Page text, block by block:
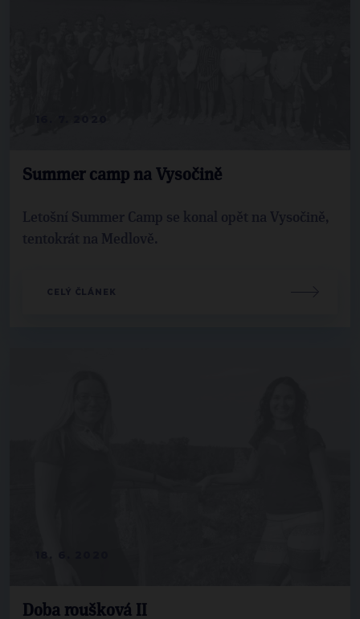
Summer camp na Vysočině
Letošní Summer Camp se konal opět na Vysočině,
tentokrát na Medlově.
CELÝ ČLÁNEK
Doba roušková II